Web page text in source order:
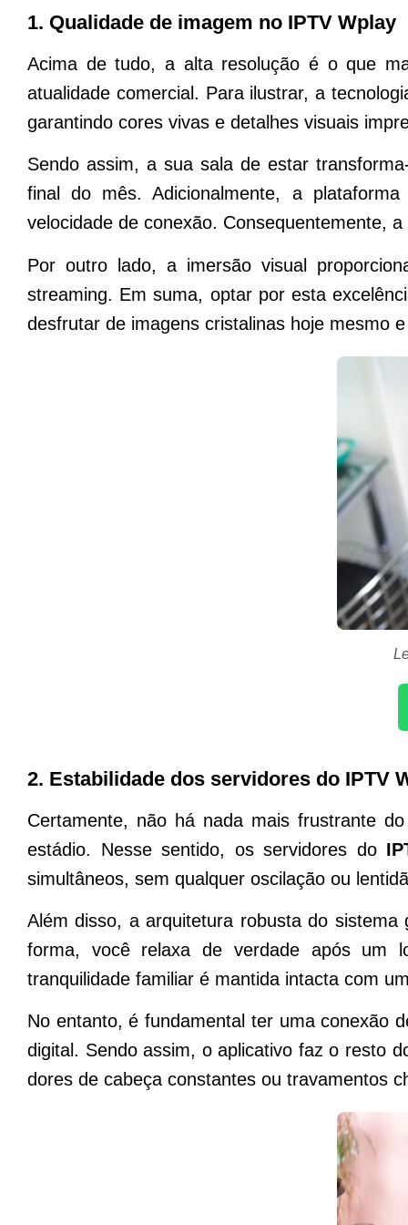
1. Qualidade de imagem no IPTV Wplay
Acima de tudo, a alta resolução é o que
atualidade comercial. Para ilustrar, a
garantindo cores vivas e detalhes visuais
Sendo assim, a sua sala de estar
final do mês. Adicionalmente, a
velocidade de conexão. Consequentemente,
Por outro lado, a imersão visual
streaming. Em suma, optar por esta
desfrutar de imagens cristalinas hoje mesmo
2. Estabilidade dos servidores do IPTV
Certamente, não há nada mais frustrante
estádio. Nesse sentido, os servidores do
simultâneos, sem qualquer oscilação ou
Além disso, a arquitetura robusta do
forma, você relaxa de verdade após um
tranquilidade familiar é mantida intacta com
No entanto, é fundamental ter uma conexão
digital. Sendo assim, o aplicativo faz o resto
dores de cabeça constantes ou travamentos